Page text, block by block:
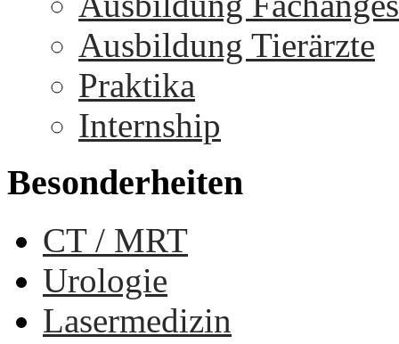
Ausbildung Tierärzte
Praktika
Internship
Besonderheiten
CT / MRT
Urologie
Lasermedizin